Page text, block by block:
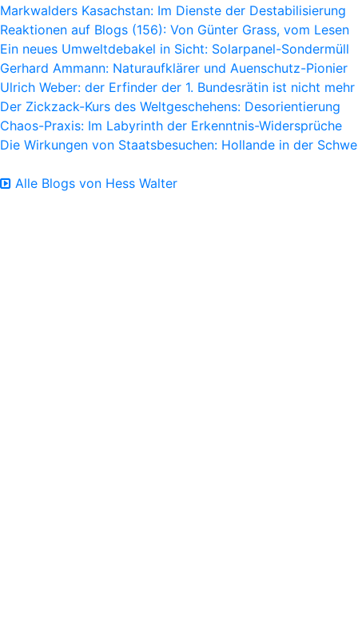
Markwalders Kasachstan: Im Dienste der Destabilisierung
Reaktionen auf Blogs (156): Von Günter Grass, vom Lesen
Ein neues Umweltdebakel in Sicht: Solarpanel-Sondermüll
Gerhard Ammann: Naturaufklärer und Auenschutz-Pionier
Ulrich Weber: der Erfinder der 1. Bundesrätin ist nicht mehr
Der Zickzack-Kurs des Weltgeschehens: Desorientierung
Chaos-Praxis: Im Labyrinth der Erkenntnis-Widersprüche
Die Wirkungen von Staatsbesuchen: Hollande in der
Alle Blogs von Hess Walter